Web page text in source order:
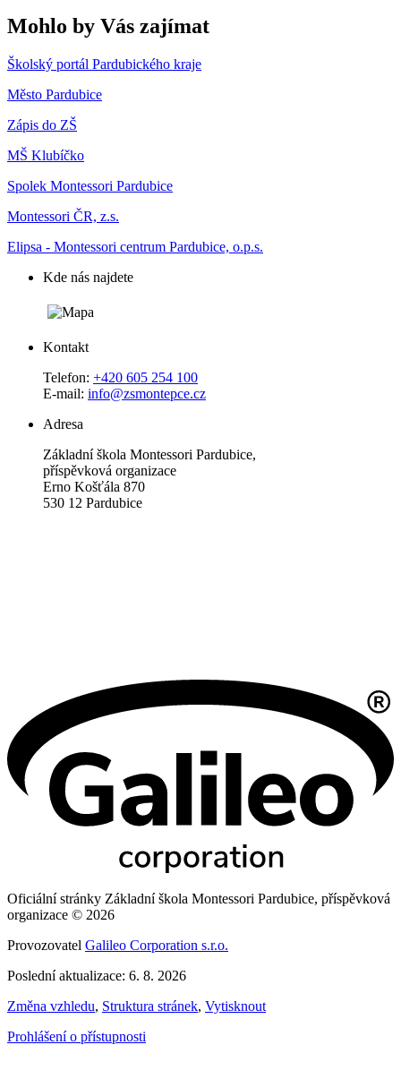
Mohlo by Vás zajímat
Školský portál Pardubického kraje
Město Pardubice
Zápis do ZŠ
MŠ Klubíčko
Spolek Montessori Pardubice
Montessori ČR, z.s.
Elipsa - Montessori centrum Pardubice, o.p.s.
Kde nás najdete
Kontakt
Telefon: +420 605 254 100
E-mail: info@zsmontepce.cz
Adresa
Základní škola Montessori Pardubice,
příspěvková organizace
Erno Košťála 870
530 12 Pardubice
Oficiální stránky Základní škola Montessori Pardubice, příspěvková
organizace © 2026
Provozovatel Galileo Corporation s.r.o.
Poslední aktualizace: 6. 8. 2026
Změna vzhledu, Struktura stránek, Vytisknout
Prohlášení o přístupnosti